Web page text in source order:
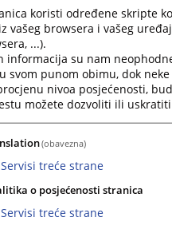
od ponedjeljka do petka od 07:30 do
ili pismeno obraćaju pisarnici suda
protiv neke osobe,
Apostille, uvjerenje o
iz registra novčanih kazni.
koristi određene skripte
vašeg browsera i vašeg
...).
informacija su nam
svom punom obimu, dok
nivoa posjećenosti,
možete dozvoliti ili
(obavezna)
Servisi treće strane
o posjećenosti stranica
Servisi treće strane